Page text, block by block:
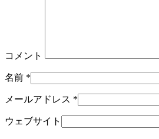
コメント
名前 *
メールアドレス *
ウェブサイト